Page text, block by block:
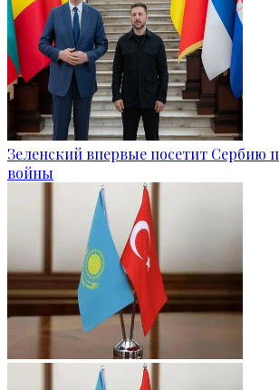
Зеленский впервые посетит Сербию
войны